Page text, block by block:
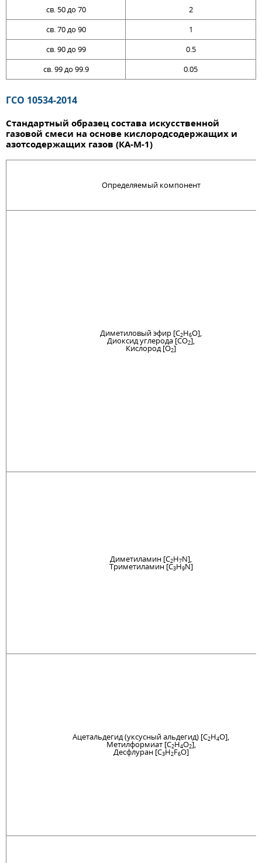
св. 50 до 70
2
св. 70 до 90
1
св. 90 до 99
0.5
св. 99 до 99.9
0.05
ГСО 10534-2014
Стандартный образец состава искусственной
газовой смеси на основе кислородсодержащих и
азотсодержащих газов (КА-М-1)
Определяемый компонент
Диметиловый эфир [C2H6O],
Диоксид углерода [CO2],
Кислород [O2]
Диметиламин [C2H7N],
Триметиламин [C3H9N]
Ацетальдегид (уксусный альдегид) [C2H4O],
Метилформиат [C2H4O2],
Десфлуран [C3H2F6O]